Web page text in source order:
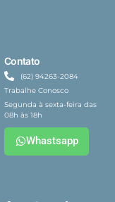
Contato
(62) 94263-2084
Trabalhe Conosco
Segunda à sexta-feira das
08h às 18h
Whastsapp